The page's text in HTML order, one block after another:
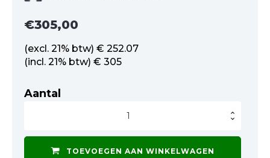
€305,00
(excl. 21% btw) € 252.07
(incl. 21% btw) € 305
Aantal
gesloten
tuinhout
TOEVOEGEN AAN WINKELWAGEN